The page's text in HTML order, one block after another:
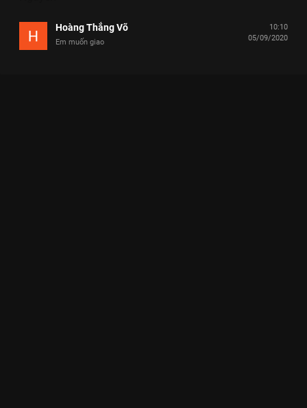
Hoàng Thắng Võ
Em muốn giao
10:10
05/09/2020